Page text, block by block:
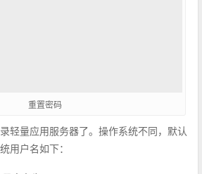
重置密码
轻量应用服务器了。操作系统不同，默认
用户名如下：